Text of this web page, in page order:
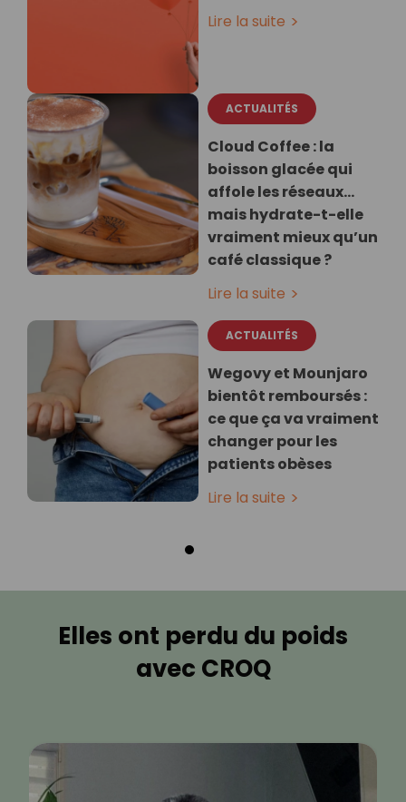
Lire la suite
ACTUALITÉS
Cloud Coffee : la
boisson glacée qui
affole les réseaux…
mais hydrate-t-elle
vraiment mieux qu’un
café classique ?
Lire la suite
ACTUALITÉS
Wegovy et Mounjaro
bientôt remboursés :
ce que ça va vraiment
changer pour les
patients obèses
Lire la suite
Elles ont perdu du poids
avec CROQ